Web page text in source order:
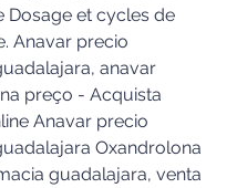
Dosage et cycles de
Anavar precio
anavar
preço - Acquista
Anavar precio
Oxandrolona
guadalajara, venta